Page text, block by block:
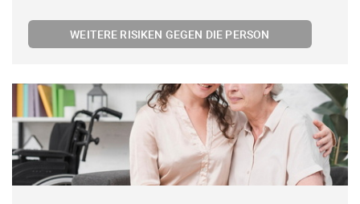
WEITERE RISIKEN GEGEN DIE PERSON